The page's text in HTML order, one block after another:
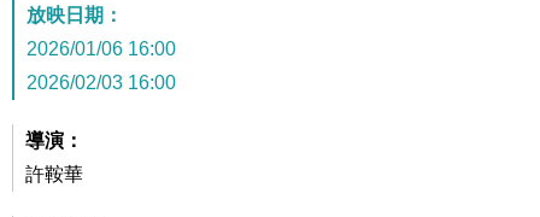
放映日期：
2026/01/06 16:00
2026/02/03 16:00
導演：
許鞍華